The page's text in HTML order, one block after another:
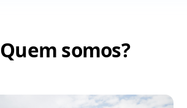
Quem somos?